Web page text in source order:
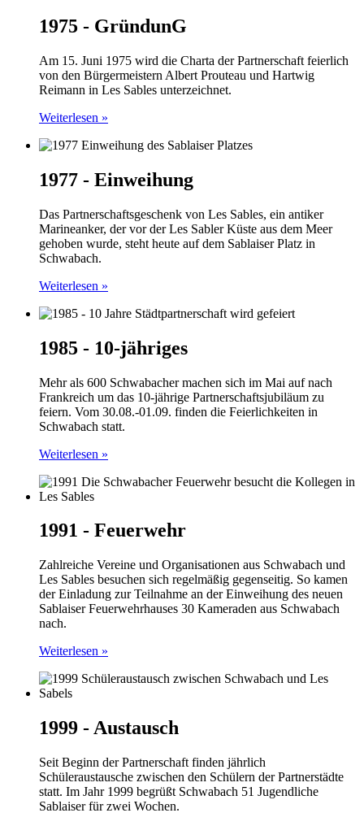
1975 - GründunG
Am 15. Juni 1975 wird die Charta der Partnerschaft feierlich
von den Bürgermeistern Albert Prouteau und Hartwig
Reimann in Les Sables unterzeichnet.
Weiterlesen »
1977 - Einweihung
Das Partnerschaftsgeschenk von Les Sables, ein antiker
Marineanker, der vor der Les Sabler Küste aus dem Meer
gehoben wurde, steht heute auf dem Sablaiser Platz in
Schwabach.
Weiterlesen »
1985 - 10-jähriges
Mehr als 600 Schwabacher machen sich im Mai auf nach
Frankreich um das 10-jährige Partnerschaftsjubiläum zu
feiern. Vom 30.08.-01.09. finden die Feierlichkeiten in
Schwabach statt.
Weiterlesen »
1991 - Feuerwehr
Zahlreiche Vereine und Organisationen aus Schwabach und
Les Sables besuchen sich regelmäßig gegenseitig. So kamen
der Einladung zur Teilnahme an der Einweihung des neuen
Sablaiser Feuerwehrhauses 30 Kameraden aus Schwabach
nach.
Weiterlesen »
1999 - Austausch
Seit Beginn der Partnerschaft finden jährlich
Schüleraustausche zwischen den Schülern der Partnerstädte
statt. Im Jahr 1999 begrüßt Schwabach 51 Jugendliche
Sablaiser für zwei Wochen.